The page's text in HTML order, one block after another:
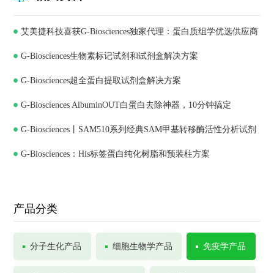
艾美捷科技喜获G-Biosciences独家代理：蛋白质组学优选供应商
G-Biosciences生物素标记试剂和试剂盒解决方案
G-Biosciences超全蛋白提取试剂盒解决方案
G-Biosciences AlbuminOUT白蛋白去除神器，10分钟搞定
G-Biosciences丨SAM510系列经典SAM甲基转移酶活性分析试剂
盒
G-Biosciences：His标签蛋白纯化树脂和预装柱方案
产品分类
分子生化产品 细胞生物学产品 免疫学产品